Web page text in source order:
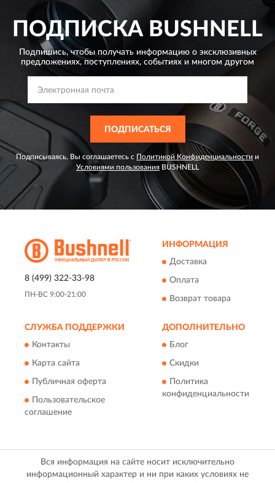
ПОДПИСКА BUSHNELL
Подпишись, чтобы получать информацию о эксклюзивных
предложениях,поступлениях, событиях и многом другом
ПОДПИСАТЬСЯ
Подписываясь, Вы соглашаетесь с Политикой Конфиденциальности и
Условиями пользования BUSHNELL
8 (499) 322-33-98
ПН-ВС 9:00-21:00
ИНФОРМАЦИЯ
Доставка
Оплата
Возврат товара
СЛУЖБА ПОДДЕРЖКИ
Контакты
Карта сайта
Публичная оферта
Пользовательское
соглашение
ДОПОЛНИТЕЛЬНО
Блог
Скидки
Политика
конфиденциальности
Вся информация на сайте носит исключительно
информационный характер и ни при каких условиях не